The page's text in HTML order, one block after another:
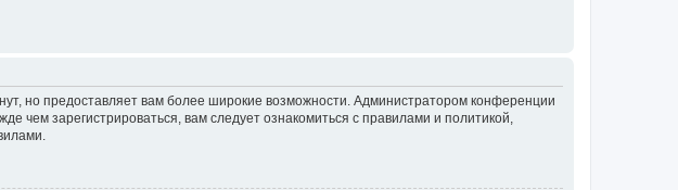
но предоставляет вам более широкие возможности. Администратором конференции
чем зарегистрироваться, вам следует ознакомиться с правилами и политикой,